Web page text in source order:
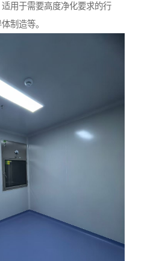
用于需要高度净化要求的行
制造等。